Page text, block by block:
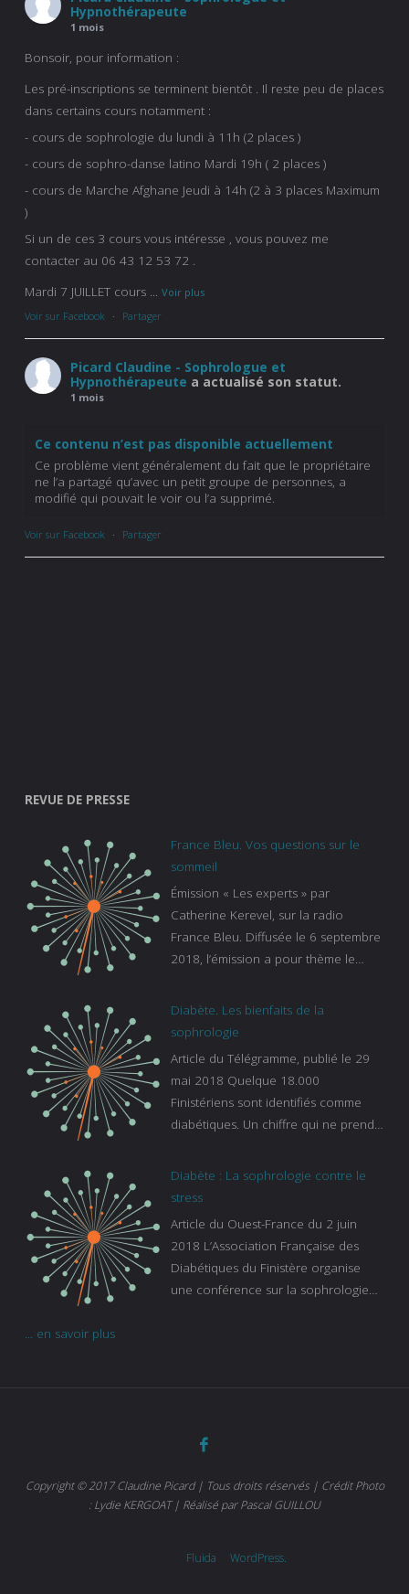
Hypnothérapeute
1 mois
Bonsoir, pour information :
Les pré-inscriptions se terminent bientôt . Il reste peu de places
dans certains cours notamment :
- cours de sophrologie du lundi à 11h (2 places )
- cours de sophro-danse latino Mardi 19h ( 2 places )
- cours de Marche Afghane Jeudi à 14h (2 à 3 places Maximum
)
Si un de ces 3 cours vous intéresse , vous pouvez me
contacter au 06 43 12 53 72 .
Mardi 7 JUILLET cours ... Voir plus
Voir sur Facebook
· Partager
Picard Claudine - Sophrologue et
Hypnothérapeute a actualisé son statut.
1 mois
Ce contenu n’est pas disponible actuellement
Ce problème vient généralement du fait que le propriétaire
ne l’a partagé qu’avec un petit groupe de personnes, a
modifié qui pouvait le voir ou l’a supprimé.
Voir sur Facebook · Partager
REVUE DE PRESSE
France Bleu. Vos questions sur le
sommeil
Émission « Les experts » par
Catherine Kerevel, sur la radio
France Bleu. Diffusée le 6 septembre
2018, l’émission a pour thème le
bleu :
https://www.francebleu.fr/emissions/l
sur-le-sommeil
Diabète. Les bienfaits de la
sophrologie
Article du Télégramme, publié le 29
mai 2018 Quelque 18.000
Finistériens sont identifiés comme
diabétiques. Un chiffre qui ne prend
s’ignorent. « C’est une pathologie qui
continue à augmenter, souligne
de la Caisse primaire d’assurance-
maladie. C’est aussi une pathologie
qui peut être handicapante et coûte
cher quand on sait que 37 % des
d’autant que le diabète
Diabète : La sophrologie contre le
stress
Article du Ouest-France du 2 juin
2018 L’Association Française des
Diabétiques du Finistère organise
une conférence sur la sophrologie
... en savoir plus
Copyright © 2017 Claudine Picard | Tous droits réservés | Crédit Photo
: Lydie KERGOAT | Réalisé par Pascal GUILLOU
Fluida WordPress.